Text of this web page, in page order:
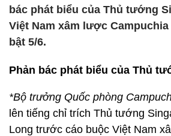
bác phát biểu của Thủ tướng
Việt Nam xâm lược
bật 5/6.
Phản bác phát biểu của Thủ
*Bộ trưởng Quốc phòng
lên tiếng chỉ trích Thủ tướng
Long trước cáo buộc Việt Nam